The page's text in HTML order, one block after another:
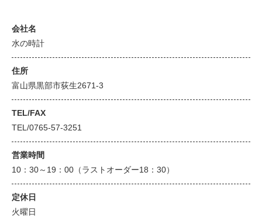
会社名
水の時計
住所
富山県黒部市荻生2671-3
TEL/FAX
TEL/0765-57-3251
営業時間
10：30～19：00（ラストオーダー18：30）
定休日
火曜日